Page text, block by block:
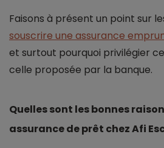
Faisons à présent un point sur
souscrire une assurance
et surtout pourquoi privilégier
celle proposée par la banque.
Quelles sont les bonnes
assurance de prêt chez Afi